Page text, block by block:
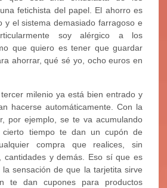
fetichista del papel. El ahorro es
y el sistema demasiado farragoso e
soy alérgico a los
que quiero es tener que guardar
ahorrar, qué sé yo, ocho euros en
milenio ya está bien entrado y
hacerse automáticamente. Con la
por ejemplo, se te va acumulando
tiempo te dan un cupón de
compra que realices, sin
cantidades y demás. Eso sí que es
sensación de que la tarjetita sirve
te dan cupones para productos